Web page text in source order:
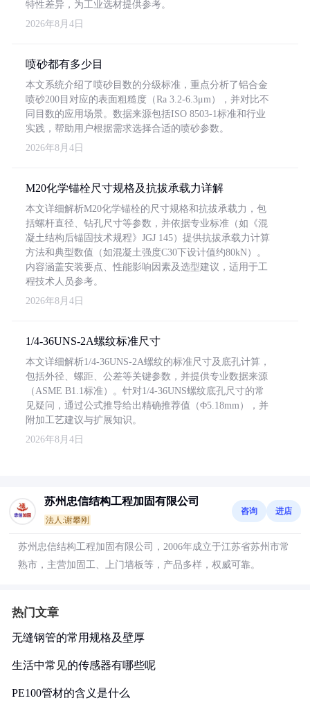
特性差异，为工业选材提供参考。
2026年8月4日
喷砂都有多少目
本文系统介绍了喷砂目数的分级标准，重点分析了铝合金
喷砂200目对应的表面粗糙度（Ra 3.2-6.3μm），并对比不
同目数的应用场景。数据来源包括ISO 8503-1标准和行业
实践，帮助用户根据需求选择合适的喷砂参数。
2026年8月4日
M20化学锚栓尺寸规格及抗拔承载力详解
本文详细解析M20化学锚栓的尺寸规格和抗拔承载力，包
括螺杆直径、钻孔尺寸等参数，并依据专业标准（如《混
凝土结构后锚固技术规程》JGJ 145）提供抗拔承载力计算
方法和典型数值（如混凝土强度C30下设计值约80kN）。
内容涵盖安装要点、性能影响因素及选型建议，适用于工
程技术人员参考。
2026年8月4日
1/4-36UNS-2A螺纹标准尺寸
本文详细解析1/4-36UNS-2A螺纹的标准尺寸及底孔计算，
包括外径、螺距、公差等关键参数，并提供专业数据来源
（ASME B1.1标准）。针对1/4-36UNS螺纹底孔尺寸的常
见疑问，通过公式推导给出精确推荐值（Φ5.18mm），并
附加工艺建议与扩展知识。
2026年8月4日
苏州忠信结构工程加固有限公司
法人:谢攀刚
咨询 进店
苏州忠信结构工程加固有限公司，2006年成立于江苏省苏州市常
熟市，主营加固工、上门墙板等，产品多样，权威可靠。
热门文章
无缝钢管的常用规格及壁厚
生活中常见的传感器有哪些呢
PE100管材的含义是什么